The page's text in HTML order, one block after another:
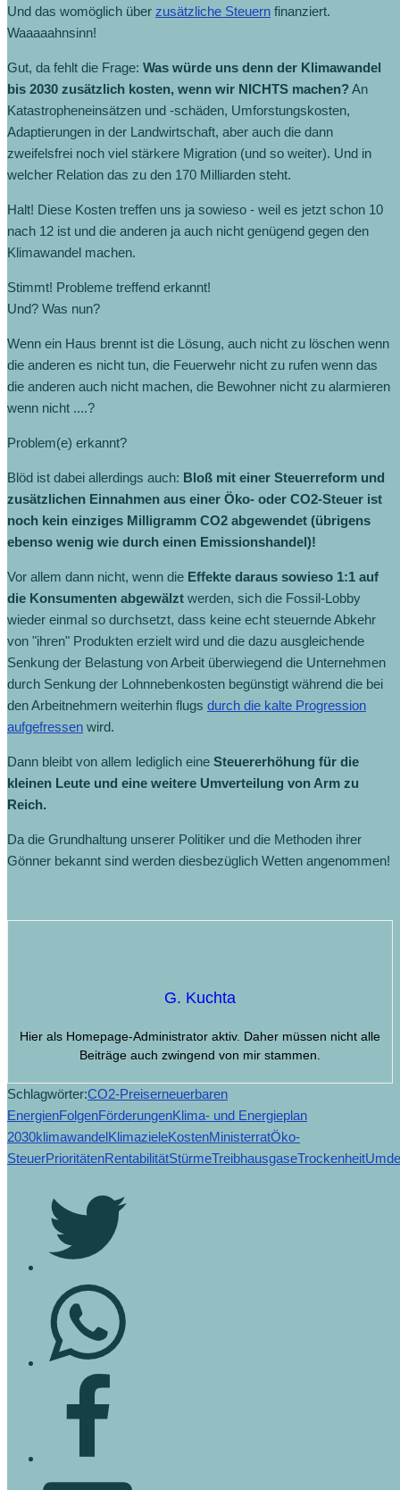
Und das womöglich über zusätzliche Steuern finanziert.
Waaaaahnsinn!
Gut, da fehlt die Frage: Was würde uns denn der Klimawandel
bis 2030 zusätzlich kosten, wenn wir NICHTS machen?An
Katastropheneinsätzen und -schäden, Umforstungskosten,
Adaptierungen in der Landwirtschaft, aber auch die dann
zweifelsfrei noch viel stärkere Migration (und so weiter). Und in
welcher Relation das zu den 170 Milliarden steht.
Halt! Diese Kosten treffen uns ja sowieso - weil es jetzt schon 10
nach 12 ist und die anderen ja auch nicht genügend gegen den
Klimawandel machen.
Stimmt! Probleme treffend erkannt!
Und? Was nun?
Wenn ein Haus brennt ist die Lösung, auch nicht zu löschen wenn
die anderen es nicht tun, die Feuerwehr nicht zu rufen wenn das
die anderen auch nicht machen, die Bewohner nicht zu alarmieren
wenn nicht ....?
Problem(e) erkannt?
Blöd ist dabei allerdings auch: Bloß mit einer Steuerreform und
zusätzlichen Einnahmen aus einer Öko- oder CO2-Steuer ist
noch kein einziges Milligramm CO2 abgewendet (übrigens
ebenso wenig wie durch einen Emissionshandel)!
Vor allem dann nicht, wenn die Effekte daraus sowieso 1:1 auf
die Konsumenten abgewälzt werden, sich die Fossil-Lobby
wieder einmal so durchsetzt, dass keine echt steuernde Abkehr
von "ihren" Produkten erzielt wird und die dazu ausgleichende
Senkung der Belastung von Arbeit überwiegend die Unternehmen
durch Senkung der Lohnnebenkosten begünstigt während die bei
den Arbeitnehmern weiterhin flugs durch die kalte Progression
aufgefressen wird.
Dann bleibt von allem lediglich eine Steuererhöhung für die
kleinen Leute und eine weitere Umverteilung von Arm zu
Reich.
Da die Grundhaltung unserer Politiker und die Methoden ihrer
Gönner bekannt sind werden diesbezüglich Wetten angenommen!
G. Kuchta
Hier als Homepage-Administrator aktiv. Daher müssen nicht alle
Beiträge auch zwingend von mir stammen.
Schlagwörter:CO2-Preiserneuerbaren
EnergienFolgenFörderungenKlima- und Energieplan
2030klimawandelKlimazieleKostenMinisterratÖko-
SteuerPrioritätenRentabilitätStürmeTreibhausgaseTrockenheit